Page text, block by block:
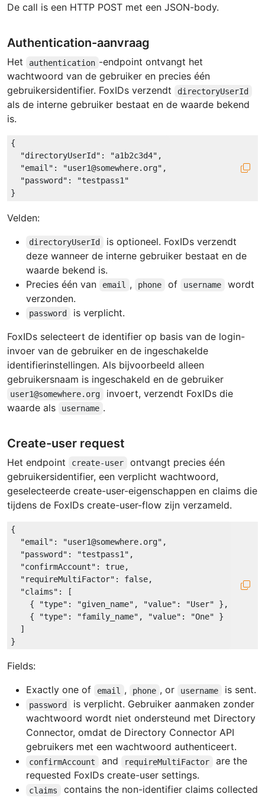
De call is een HTTP POST met een JSON-body.
Authentication-aanvraag
Het authentication -endpoint ontvangt het
wachtwoord van de gebruiker en precies één
gebruikersidentifier. FoxIDs verzendt
directoryUserId
als de interne gebruiker bestaat en de waarde bekend
is.
{
"directoryUserId" : "a1b2c3d4" ,
"email" : "user1@somewhere.org" ,
"password" :
"testpass1"
Velden:
directoryUserId
is optioneel. FoxIDs verzendt
deze wanneer de interne gebruiker bestaat en de
waarde bekend is.
Precies één van
email , phone of username
wordt
verzonden.
password
is verplicht.
FoxIDs selecteert de identifier op basis van de login-
invoer van de gebruiker en de ingeschakelde
identifierinstellingen. Als bijvoorbeeld alleen
gebruikersnaam is ingeschakeld en de gebruiker
user1@somewhere.org
invoert, verzendt FoxIDs die
waarde als
username .
Create-user request
Het endpoint create-user
ontvangt precies één
gebruikersidentifier, een verplicht wachtwoord,
geselecteerde create-user-eigenschappen en claims die
tijdens de FoxIDs create-user-flow zijn verzameld.
{
"email" : "user1@somewhere.org" ,
"password" : "testpass1" ,
"confirmAccount" : true,
"requireMultiFactor" : false,
"claims" : [
    {
"type" : "given_name" , "value" : "User" },
    {
"type" : "family_name" , "value" : "One" }
  ]
Fields:
Exactly one of
email , phone , or username is sent.
password
is verplicht. Gebruiker aanmaken zonder
wachtwoord wordt niet ondersteund met Directory
Connector, omdat de Directory Connector API
gebruikers met een wachtwoord authenticeert.
confirmAccount and requireMultiFactor
are the
requested FoxIDs create-user settings.
claims
contains the non-identifier claims collected